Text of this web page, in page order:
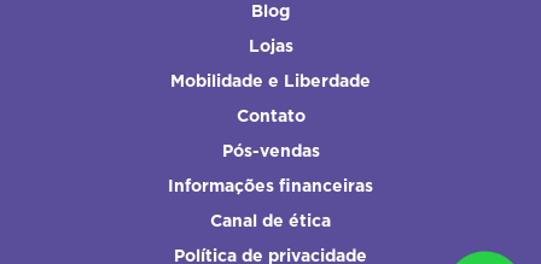
Blog
Lojas
Mobilidade e Liberdade
Contato
Pós-vendas
Informações financeiras
Canal de ética
Política de privacidade